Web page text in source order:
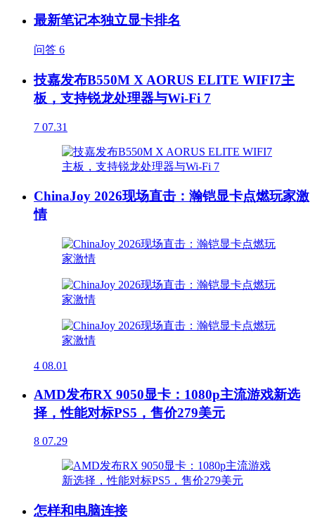
最新笔记本独立显卡排名
问答 6
技嘉发布B550M X AORUS ELITE WIFI7主
板，支持锐龙处理器与Wi-Fi 7
7 07.31
ChinaJoy 2026现场直击：瀚铠显卡点燃玩家激
情
4 08.01
AMD发布RX 9050显卡：1080p主流游戏新选
择，性能对标PS5，售价279美元
8 07.29
怎样和电脑连接